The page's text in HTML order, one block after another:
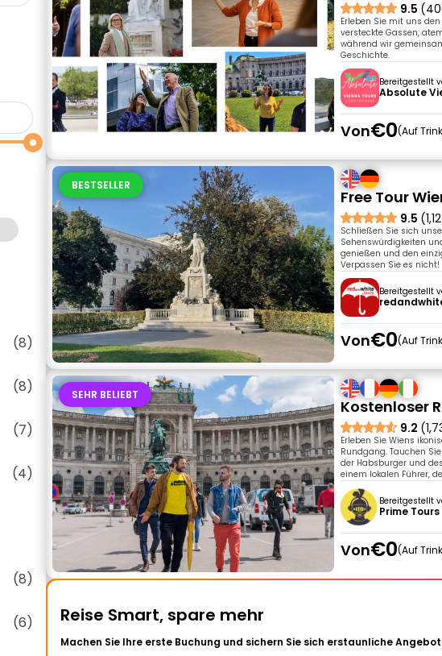
(8)
(8)
(7)
(4)
(8)
(6)
9.5
Erleben Sie mit uns
versteckte Gassen,
während wir
Geschichte.
Bereitgestellt
Absolute
Von€0 Auf
BESTSELLER
Free Tour
9.5
Schließen Sie sich
Sehenswürdigkeiten
genießen und den
Verpassen Sie es nicht!
Bereitgestellt
Von€0 Auf
SEHR BELIEBT
Kostenloser
9.2
Erleben Sie Wiens
Rundgang. Tauchen
der Habsburger und
einem lokalen Führer,
Bereitgestellt
Prime Tours
Von€0 Auf
Reise Smart, spare mehr
Machen Sie Ihre erste Buchung und sichern Sie sich erstaunliche